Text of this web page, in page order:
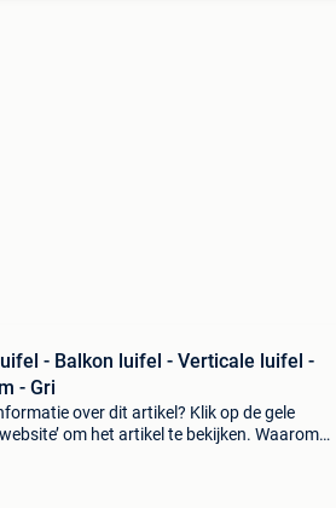
- Balkon luifel - Verticale luifel -
- Gri
over dit artikel? Klik op de gele
om het artikel te bekijken. Waarom